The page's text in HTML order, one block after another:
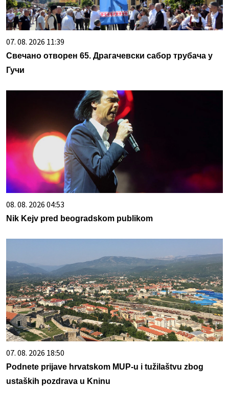
07. 08. 2026 11:39
Свечано отворен 65. Драгачевски сабор трубача у
Гучи
08. 08. 2026 04:53
Nik Kejv pred beogradskom publikom
07. 08. 2026 18:50
Podnete prijave hrvatskom MUP-u i tužilaštvu zbog
ustaških pozdrava u Kninu